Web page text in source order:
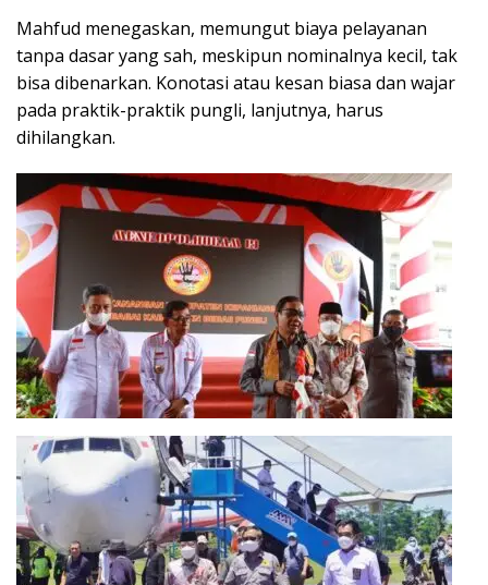
Mahfud menegaskan, memungut biaya pelayanan
tanpa dasar yang sah, meskipun nominalnya kecil, tak
bisa dibenarkan. Konotasi atau kesan biasa dan wajar
pada praktik-praktik pungli, lanjutnya, harus
dihilangkan.